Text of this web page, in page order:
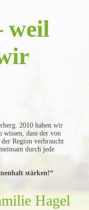
weil
2010 haben wir
dass der von
Region verbraucht
durch jede
stärken!“
Hagel